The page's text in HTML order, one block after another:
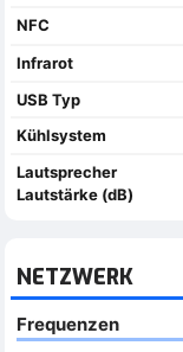
NFC
Infrarot
USB Typ
Kühlsystem
Lautsprecher
Lautstärke (dB)
NETZWERK
Frequenzen